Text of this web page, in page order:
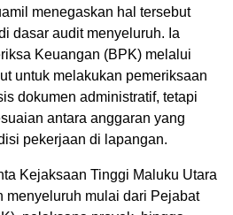
menegaskan hal tersebut
dasar audit menyeluruh. Ia
Keuangan (BPK) melalui
untuk melakukan pemeriksaan
dokumen administratif, tetapi
antara anggaran yang
pekerjaan di lapangan.
Kejaksaan Tinggi Maluku Utara
menyeluruh mulai dari Pejabat